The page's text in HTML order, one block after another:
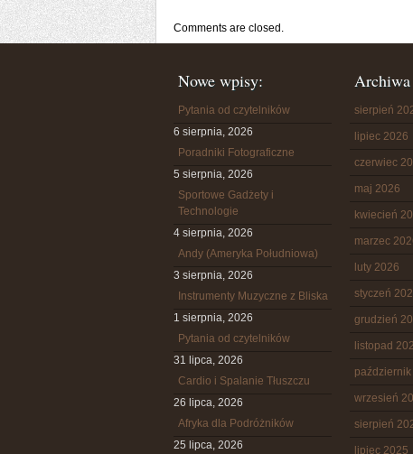
Comments are closed.
Nowe wpisy:
Pytania od czytelników
6 sierpnia, 2026
Poradniki Fotograficzne
5 sierpnia, 2026
Sportowe Gadżety i
Technologie
4 sierpnia, 2026
Andy (Ameryka Południowa)
3 sierpnia, 2026
Instrumenty Muzyczne z Bliska
1 sierpnia, 2026
Pytania od czytelników
31 lipca, 2026
Cardio i Spalanie Tłuszczu
26 lipca, 2026
Afryka dla Podróżników
25 lipca, 2026
Archiwa
sierpień
lipiec 2026
czerwiec
maj 2026
kwiecień
marzec
luty 2026
styczeń
grudzień
listopad
wrzesień
sierpień
lipiec 2025